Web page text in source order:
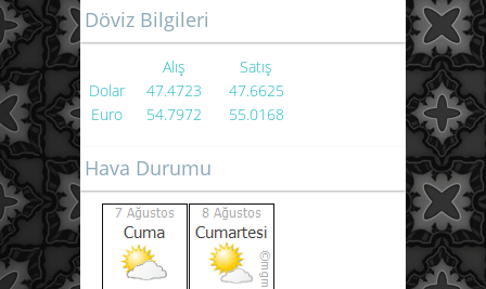
Döviz Bilgileri
Alış
Satış
Dolar
47.4723
47.6625
Euro
54.7972 55.0168
Hava Durumu